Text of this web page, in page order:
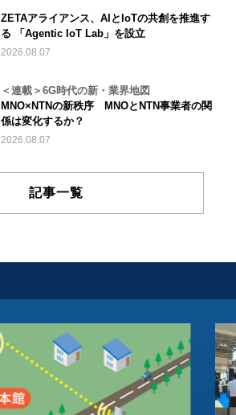
ZETAアライアンス、AIとIoTの共創を推進す
る 「Agentic IoT Lab」を設立
2026.08.07
＜連載＞6G時代の新・業界地図
MNO×NTNの新秩序 MNOとNTN事業者の関
係は変化するか？
2026.08.07
記事一覧